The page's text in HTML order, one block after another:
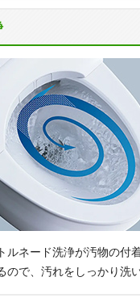
ルネード洗浄が汚物の付
ので、汚れをしっかり洗